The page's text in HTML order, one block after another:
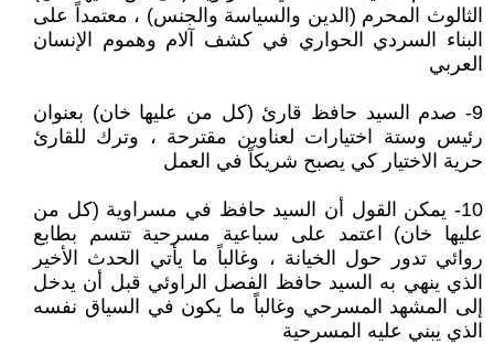
الثالوث المحرم (الدين والسياسة والجنس) ، معتمداً على
البناء السردي الحواري في كشف آلام وهموم الإنسان
العربي
9- صدم السيد حافظ قارئ (كل من عليها خان) بعنوان
رئيس وستة اختيارات لعناوين مقترحة ، وترك للقارئ
حرية الاختيار كي يصبح شريكاً في العمل
10- يمكن القول أن السيد حافظ في مسراوية (كل من
عليها خان) اعتمد على سباعية مسرحية تتسم بطابع
روائي تدور حول الخيانة ، وغالباً ما يأتي الحدث الأخير
الذي ينهي به السيد حافظ الفصل الراوئي قبل أن يدخل
إلى المشهد المسرحي وغالباً ما يكون في السياق نفسه
الذي يبني عليه المسرحية